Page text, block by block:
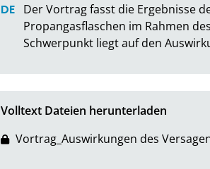
Der Vortrag fasst die Ergebnisse
Propangasflaschen im Rahmen
Schwerpunkt liegt auf den
Volltext Dateien herunterladen
Vortrag_Auswirkungen des